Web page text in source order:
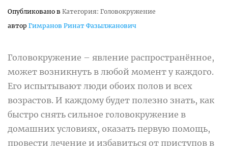
Опубликовано в Категория: Головокружение
автор Гимранов Ринат Фазылжанович
Головокружение – явление распространённое,
может возникнуть в любой момент у каждого.
Его испытывают люди обоих полов и всех
возрастов. И каждому будет полезно знать, как
быстро снять сильное головокружение в
домашних условиях, оказать первую помощь,
провести лечение и избавиться от приступов в